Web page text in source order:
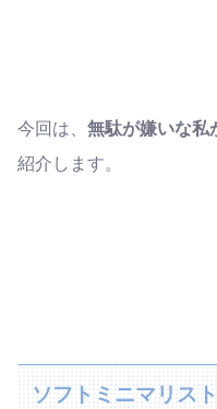
今回は、 無駄が嫌いな私
紹介します。
ソフトミニマリス